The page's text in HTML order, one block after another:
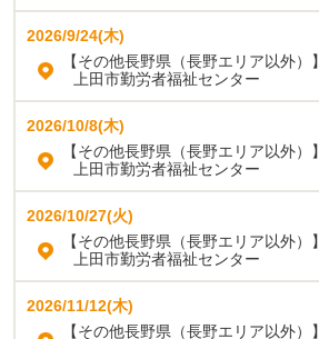
2026/9/24(木)
【その他長野県（長野エリア以外）】
上田市勤労者福祉センター
2026/10/8(木)
【その他長野県（長野エリア以外）】
上田市勤労者福祉センター
2026/10/27(火)
【その他長野県（長野エリア以外）】
上田市勤労者福祉センター
2026/11/12(木)
【その他長野県（長野エリア以外）】